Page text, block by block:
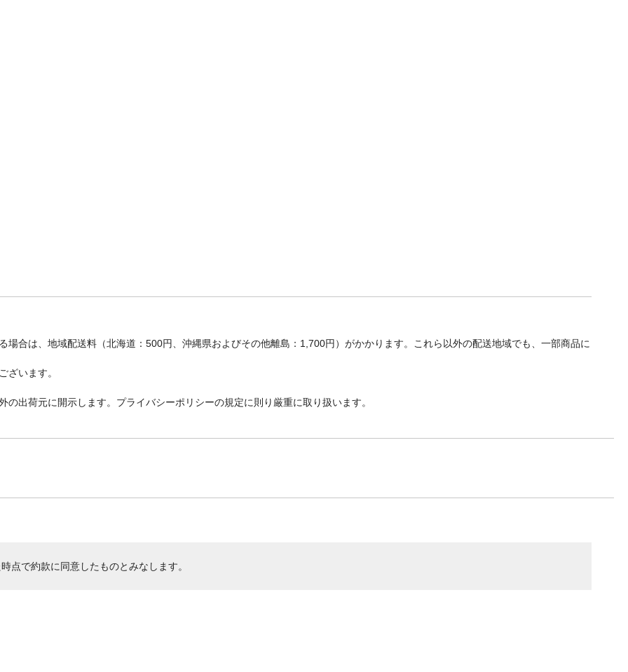
合は、地域配送料（北海道：500円、沖縄県およびその他離島：1,700円）がかかります。これら以外の配送地域でも、一部商品に
ざいます。
出荷元に開示します。プライバシーポリシーの規定に則り厳重に取り扱います。
点で約款に同意したものとみなします。